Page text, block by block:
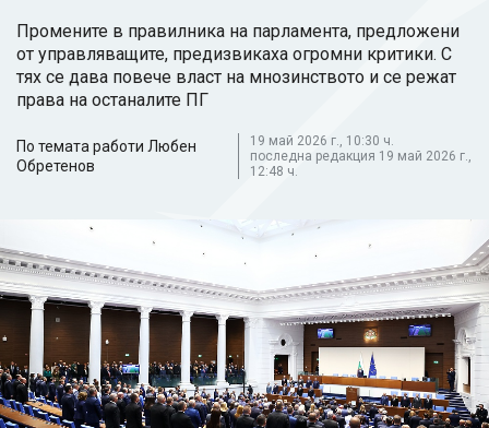
Промените в правилника на парламента, предложени
от управляващите, предизвикаха огромни критики. С
тях се дава повече власт на мнозинството и се режат
права на останалите ПГ
По темата работи Любен
Обретенов
19 май 2026 г., 10:30 ч.
последна редакция 19 май 2026 г.,
12:48 ч.